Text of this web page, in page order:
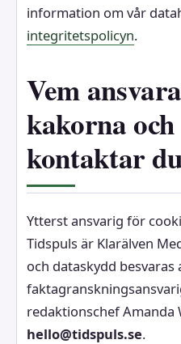
information om vår
integritetspolicyn.
Vem
kakorna
kontaktar
Ytterst ansvarig för
Tidspuls är Klarälven
och dataskydd besvaras
redaktionschef Amanda
hello@tidspuls.se.